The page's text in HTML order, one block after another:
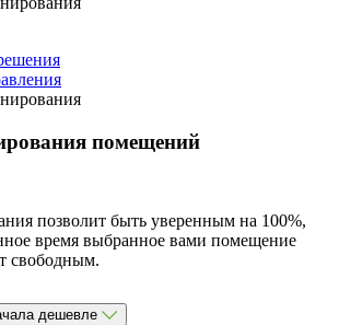
помещений
позволит быть уверенным на 100%,
время выбранное вами помещение
свободным.
дешевле